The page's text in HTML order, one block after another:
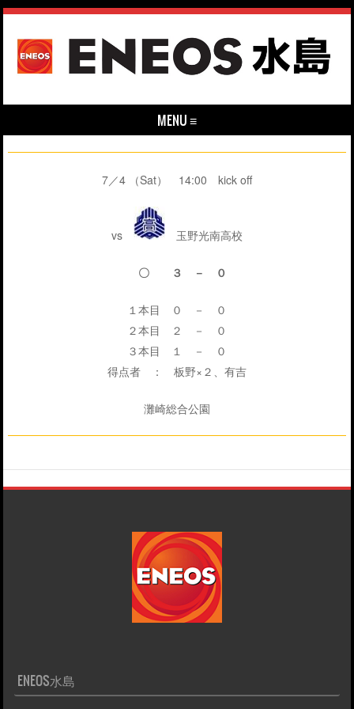
MENU ≡
7／4 （Sat） 14:00 kick off
vs 玉野光南高校
〇 ３ － ０
１本目 ０ － ０
２本目 ２ － ０
３本目 １ － ０
得点者 ： 板野×２、有吉
灘崎総合公園
ENEOS水島